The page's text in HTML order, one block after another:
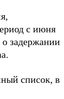
с июня
о задержании
список, в